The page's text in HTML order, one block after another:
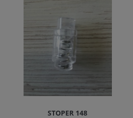
STOPER 148